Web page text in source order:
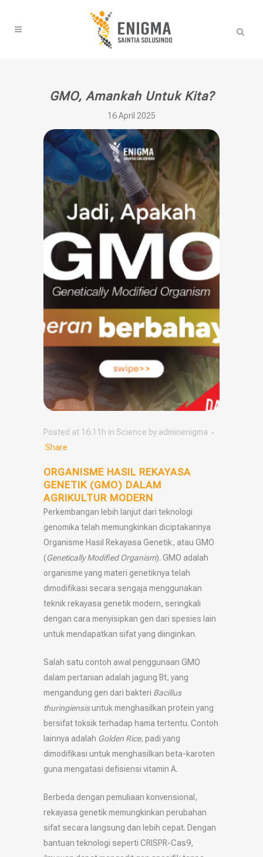
GMO, Amankah Untuk Kita?
16 April 2025
Posted at 16:11h in Science by adminenigma
Share
ORGANISME HASIL REKAYASA
GENETIK (GMO) DALAM
AGRIKULTUR MODERN
Perkembangan lebih lanjut dari teknologi
genomika telah memungkinkan diciptakannya
Organisme Hasil Rekayasa Genetik, atau GMO
(Genetically Modified Organism). GMO adalah
organisme yang materi genetiknya telah
dimodifikasi secara sengaja menggunakan
teknik rekayasa genetik modern, seringkali
dengan cara menyisipkan gen dari spesies lain
untuk mendapatkan sifat yang diinginkan.
Salah satu contoh awal penggunaan GMO
dalam pertanian adalah jagung Bt, yang
mengandung gen dari bakteri Bacillus
thuringiensisuntuk menghasilkan protein yang
bersifat toksik terhadap hama tertentu. Contoh
lainnya adalah Golden Rice, padi yang
dimodifikasi untuk menghasilkan beta-karoten
guna mengatasi defisiensi vitamin A.
Berbeda dengan pemuliaan konvensional,
rekayasa genetik memungkinkan perubahan
sifat secara langsung dan lebih cepat. Dengan
bantuan teknologi seperti CRISPR-Cas9,